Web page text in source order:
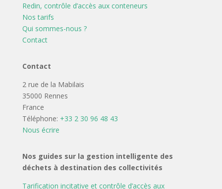
Redin, contrôle d’accès aux conteneurs
Nos tarifs
Qui sommes-nous ?
Contact
Contact
2 rue de la Mabilais
35000 Rennes
France
Téléphone: +33 2 30 96 48 43
Nous écrire
Nos guides sur la gestion intelligente des
déchets à destination des collectivités
Tarification incitative et contrôle d’accès aux